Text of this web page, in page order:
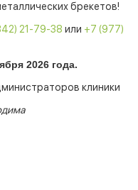
брекетов!
21-79-38 или +7 (977)
2026 года.
клиники